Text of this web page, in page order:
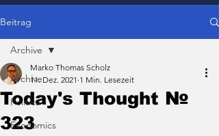
Beitrag
Archive
Politics
Economics
Archive
Today's Thought №
323
Marko Thomas Scholz
11. Dez. 2021 1 Min. Lesezeit